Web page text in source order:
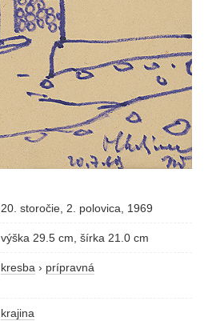
20. storočie, 2. polovica, 1969
výška 29.5 cm, šírka 21.0 cm
kresba › prípravná
krajina